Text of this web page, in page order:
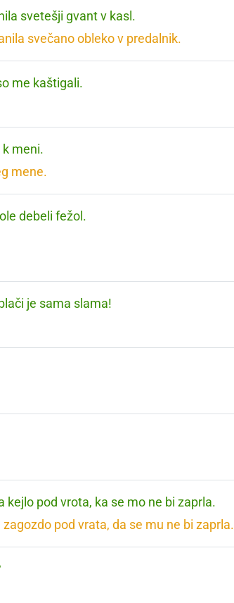
svetešji gvant v kasl.
svečano obleko v predalnik.
me kaštigali.
k meni.
mene.
debeli fežol.
je sama slama!
kejlo pod vrota, ka se mo ne bi zaprla.
zagozdo pod vrata, da se mu ne bi zaprla.